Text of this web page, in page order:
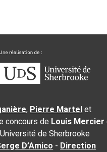
, Pierre Martel et
concours de Louis Mercier
de Sherbrooke
D’Amico - Direction